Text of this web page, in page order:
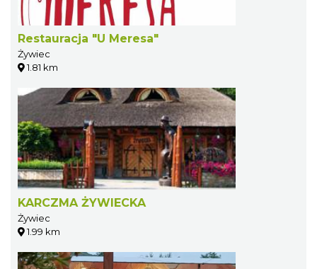
Restauracja "U Meresa"
Żywiec
1.81 km
KARCZMA ŻYWIECKA
Żywiec
1.99 km